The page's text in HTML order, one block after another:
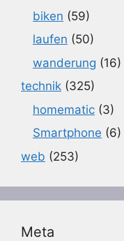
biken (59)
laufen (50)
wanderung (16)
technik (325)
homematic (3)
Smartphone (6)
web (253)
Meta